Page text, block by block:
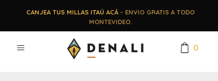
CANJEA TUS MILLAS ITAÚ ACÁ- ENVIO GRATIS A TODO
MONTEVIDEO.
0